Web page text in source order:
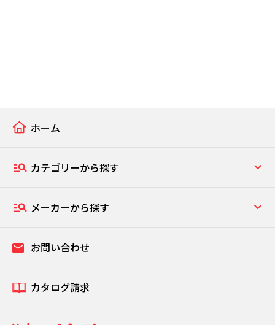
ホーム
カテゴリーから探す
メーカーから探す
お問い合わせ
カタログ請求